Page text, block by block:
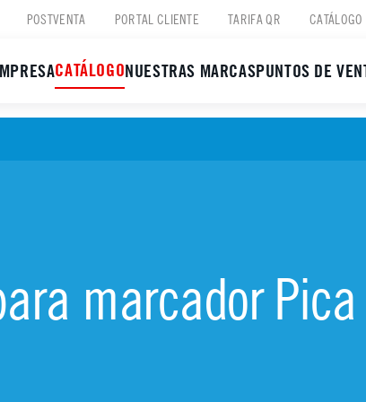
POSTVENTA PORTAL CLIENTE TARIFA QR
CATÁLOGONUESTRAS MARCASPUNTOS DE
marcador Pica